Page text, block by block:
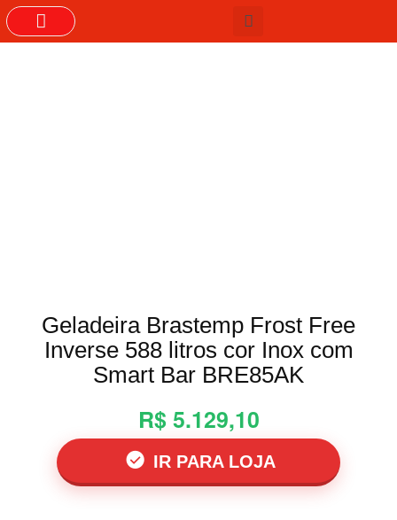
Geladeira Brastemp Frost Free
Inverse 588 litros cor Inox com
Smart Bar BRE85AK
R$ 5.129,10
IR PARA LOJA